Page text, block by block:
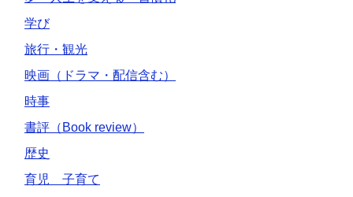
学び
旅行・観光
映画（ドラマ・配信含む）
時事
書評（Book review）
歴史
育児 子育て